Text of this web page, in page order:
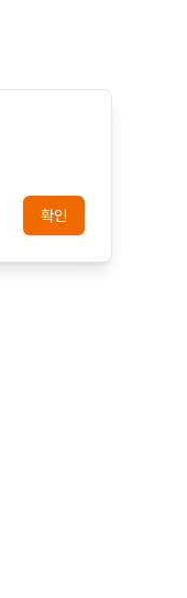
확인